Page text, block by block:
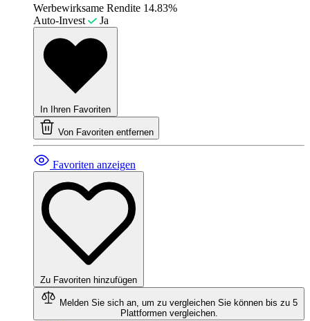
Werbewirksame Rendite 14.83%
Auto-Invest
Ja
In Ihren Favoriten
Von Favoriten entfernen
Favoriten anzeigen
Zu Favoriten hinzufügen
Melden Sie sich an, um zu vergleichen Sie können bis zu 5
Plattformen vergleichen.